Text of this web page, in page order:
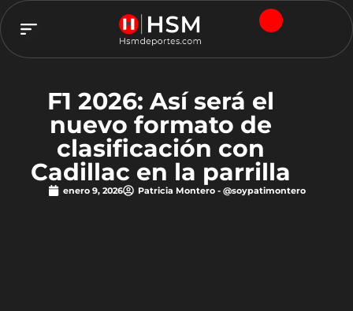
F1 2026: Así será el
nuevo formato de
clasificación con
Cadillac en la parrilla
enero 9, 2026 Patricia Montero - @soypatimontero